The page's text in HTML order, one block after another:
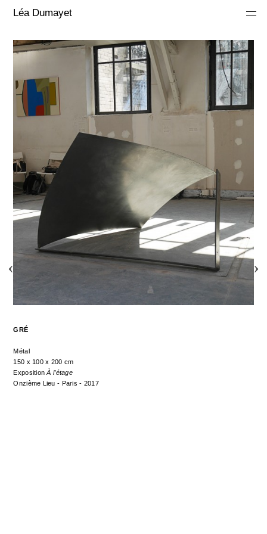
Léa Dumayet
› ›
GRÉ
Métal
150 x 100 x 200 cm
Exposition À l’étage
Onzième Lieu - Paris - 2017